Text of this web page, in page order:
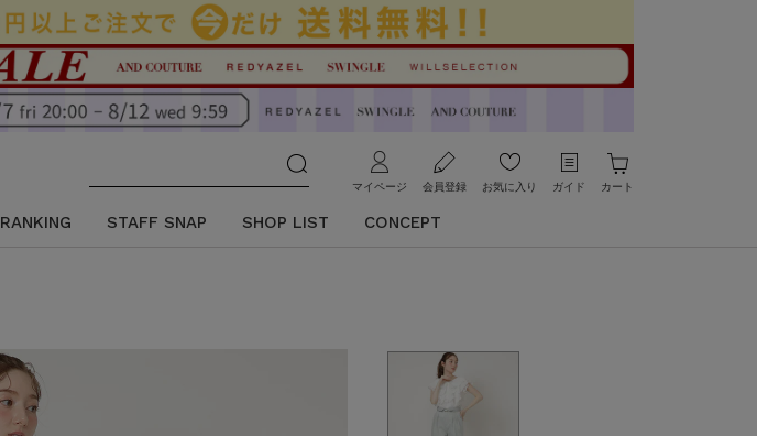
マイページ 会員登録 お気に入り ガイド カート
RANKING STAFF SNAP SHOP LIST CONCEPT